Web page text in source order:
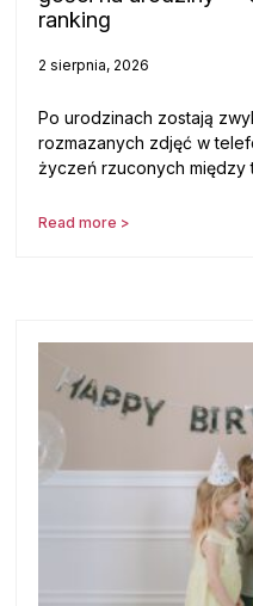
ranking
2 sierpnia, 2026
Po urodzinach zostają
rozmazanych zdjęć w
życzeń rzuconych między
Read more >